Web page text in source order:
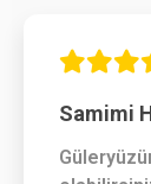
Samimi